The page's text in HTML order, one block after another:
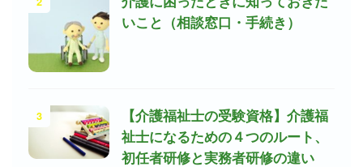
いこと（相談窓口・手続き）
3
【介護福祉士の受験資格】介護福
祉士になるための４つのルート、
初任者研修と実務者研修の違い